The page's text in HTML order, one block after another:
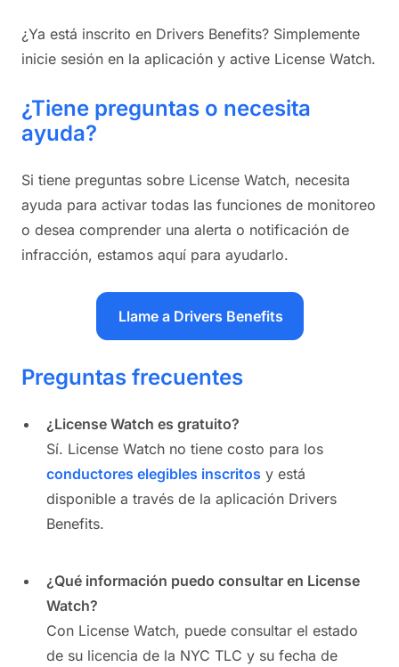
¿Ya está inscrito en Drivers Benefits? Simplemente
inicie sesión en la aplicación y active License Watch.
¿Tiene preguntas o necesita
ayuda?
Si tiene preguntas sobre License Watch, necesita
ayuda para activar todas las funciones de monitoreo
o desea comprender una alerta o notificación de
infracción, estamos aquí para ayudarlo.
Llame a Drivers Benefits
Preguntas frecuentes
¿License Watch es gratuito?
Sí. License Watch no tiene costo para los
conductores elegibles inscritos y está
disponible a través de la aplicación Drivers
Benefits.
¿Qué información puedo consultar en License
Watch?
Con License Watch, puede consultar el estado
de su licencia de la NYC TLC y su fecha de